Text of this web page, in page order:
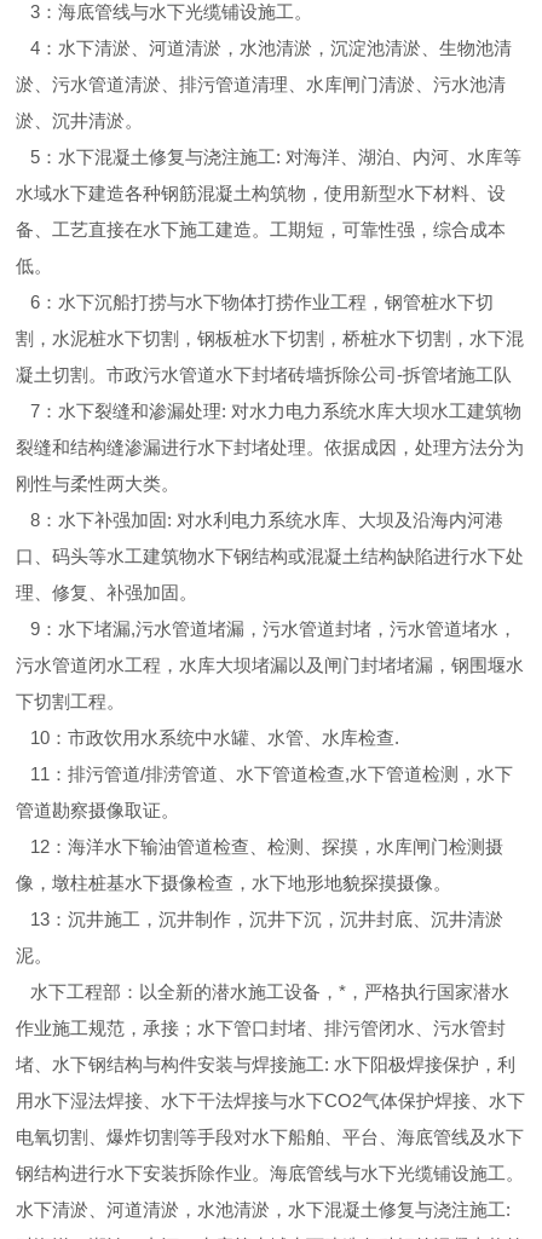
3：海底管线与水下光缆铺设施工。
4：水下清淤、河道清淤，水池清淤，沉淀池清淤、生物池清
淤、污水管道清淤、排污管道清理、水库闸门清淤、污水池清
淤、沉井清淤。
5：水下混凝土修复与浇注施工: 对海洋、湖泊、内河、水库等
水域水下建造各种钢筋混凝土构筑物，使用新型水下材料、设
备、工艺直接在水下施工建造。工期短，可靠性强，综合成本
低。
6：水下沉船打捞与水下物体打捞作业工程，钢管桩水下切
割，水泥桩水下切割，钢板桩水下切割，桥桩水下切割，水下混
凝土切割。市政污水管道水下封堵砖墙拆除公司-拆管堵施工队
7：水下裂缝和渗漏处理: 对水力电力系统水库大坝水工建筑物
裂缝和结构缝渗漏进行水下封堵处理。依据成因，处理方法分为
刚性与柔性两大类。
8：水下补强加固: 对水利电力系统水库、大坝及沿海内河港
口、码头等水工建筑物水下钢结构或混凝土结构缺陷进行水下处
理、修复、补强加固。
9：水下堵漏,污水管道堵漏，污水管道封堵，污水管道堵水，
污水管道闭水工程，水库大坝堵漏以及闸门封堵堵漏，钢围堰水
下切割工程。
10：市政饮用水系统中水罐、水管、水库检查.
11：排污管道/排涝管道、水下管道检查,水下管道检测，水下
管道勘察摄像取证。
12：海洋水下输油管道检查、检测、探摸，水库闸门检测摄
像，墩柱桩基水下摄像检查，水下地形地貌探摸摄像。
13：沉井施工，沉井制作，沉井下沉，沉井封底、沉井清淤
泥。
水下工程部：以全新的潜水施工设备，*，严格执行国家潜水
作业施工规范，承接；水下管口封堵、排污管闭水、污水管封
堵、水下钢结构与构件安装与焊接施工: 水下阳极焊接保护，利
用水下湿法焊接、水下干法焊接与水下CO2气体保护焊接、水下
电氧切割、爆炸切割等手段对水下船舶、平台、海底管线及水下
钢结构进行水下安装拆除作业。海底管线与水下光缆铺设施工。
水下清淤、河道清淤，水池清淤，水下混凝土修复与浇注施工: